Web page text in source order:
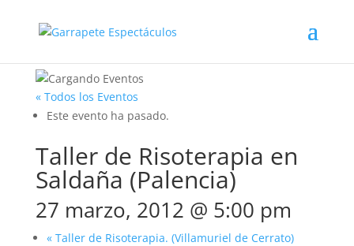
« Todos los Eventos
Este evento ha pasado.
Taller de Risoterapia en
Saldaña (Palencia)
27 marzo, 2012 @ 5:00 pm
«Taller de Risoterapia. (Villamuriel de Cerrato)